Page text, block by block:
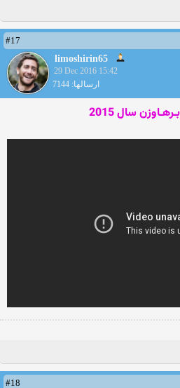
#17
limoshirin65
29 Dec 2016 15:42
ارسالها: 7144
سال 2015
#18